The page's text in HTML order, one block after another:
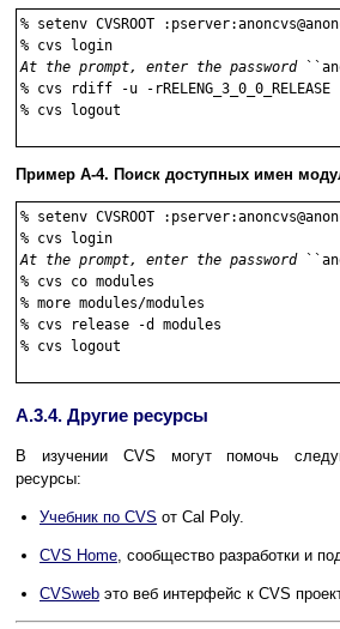
% setenv CVSROOT
% cvs login
At the prompt, enter the password
% cvs rdiff -u -rRELENG_3_0_0_RELEASE -
% cvs logout
Пример A-4. Поиск доступных имен
% setenv CVSROOT
% cvs login
At the prompt, enter the password
% cvs co modules
% more modules/modules
% cvs release -d modules
% cvs logout
A.3.4. Другие ресурсы
В изучении CVS могут помочь
ресурсы:
Учебник по CVS от Cal Poly.
CVS Home, сообщество разработки и
CVSweb это веб интерфейс к CVS